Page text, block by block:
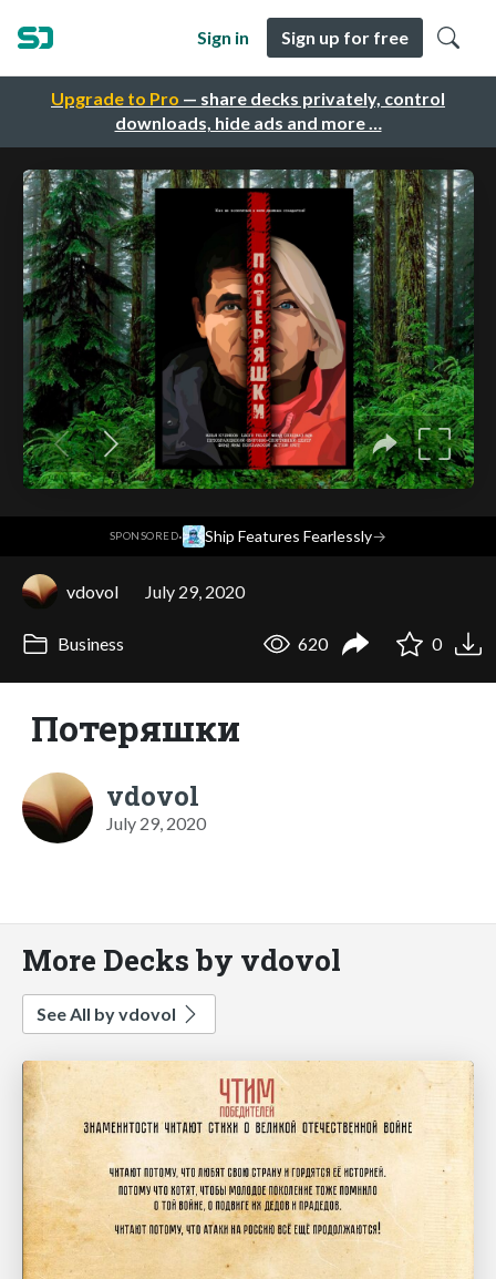
Upgrade to Pro — share decks privately, control
downloads, hide ads and more …
Sign in Sign up for free
SPONSORED· Ship Features Fearlessly→
vdovol July 29, 2020
Business 620 0
Потеряшки
vdovol
July 29, 2020
More Decks by vdovol
See All by vdovol